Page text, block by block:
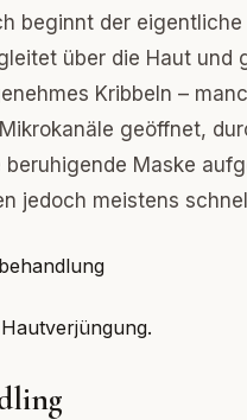
beginnt der eigentliche
über die Haut und
Kribbeln –
geöffnet,
Maske
jedoch meistens